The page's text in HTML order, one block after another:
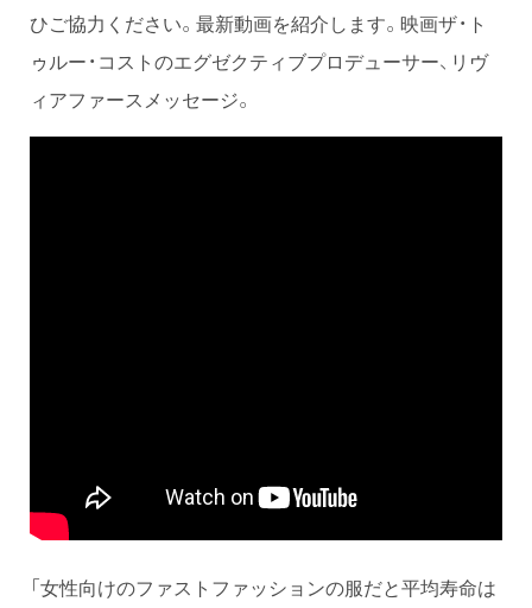
ひご協力ください。最新動画を紹介します。映画ザ・ト
ゥルー・コストのエグゼクティブプロデューサー、リヴ
ィアファースメッセージ。
「女性向けのファストファッションの服だと平均寿命は